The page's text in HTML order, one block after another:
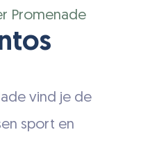
Promenade
vind je de
sport en